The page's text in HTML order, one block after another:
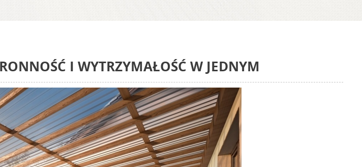
I WYTRZYMAŁOŚĆ W JEDNYM